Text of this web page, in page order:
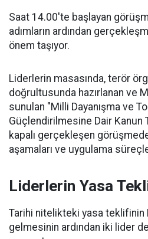
Saat 14.00'te başlayan
adımların ardından
önem taşıyor.
Liderlerin masasında, terör
doğrultusunda hazırlanan ve
sunulan "Milli Dayanışma ve
Güçlendirilmesine Dair Kanun
kapalı gerçekleşen
aşamaları ve uygulama
Liderlerin Yasa
Tarihi nitelikteki yasa
gelmesinin ardından iki lider